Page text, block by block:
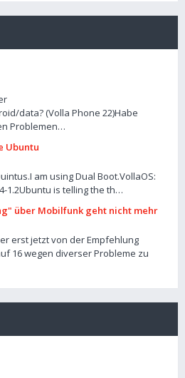
data? (Volla Phone 22)Habe
Problemen…
Ubuntu
am using Dual Boot.VollaOS:
1.2Ubuntu is telling the th…
über Mobilfunk geht nicht mehr
erst jetzt von der Empfehlung
16 wegen diverser Probleme zu